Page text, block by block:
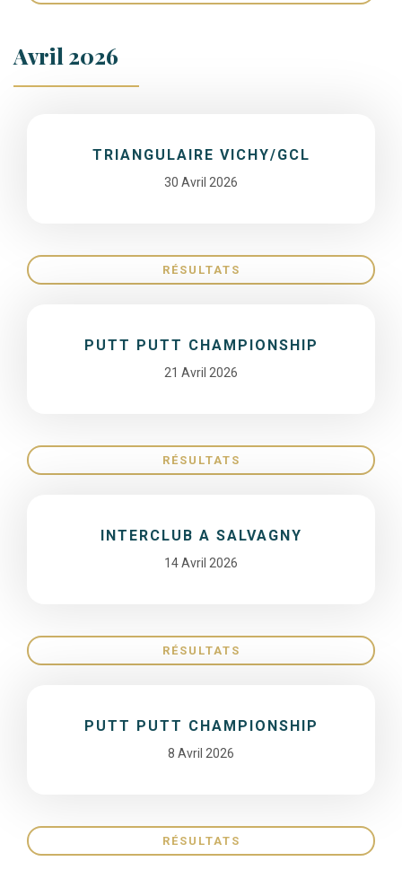
Avril 2026
TRIANGULAIRE VICHY/GCL
30 Avril 2026
RÉSULTATS
PUTT PUTT CHAMPIONSHIP
21 Avril 2026
RÉSULTATS
INTERCLUB A SALVAGNY
14 Avril 2026
RÉSULTATS
PUTT PUTT CHAMPIONSHIP
8 Avril 2026
RÉSULTATS